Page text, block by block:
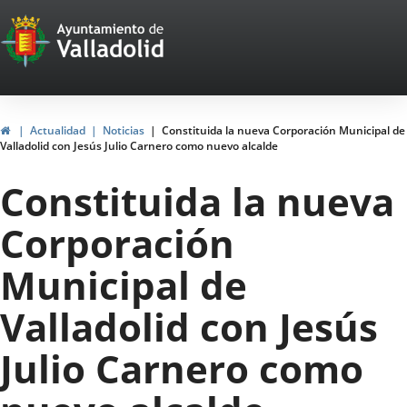
Portal
Web
del
Ayuntamiento
de
Valladolid
InicioActualidad Noticias
Constituida la nueva Corporación Municipal de
Valladolid con Jesús Julio Carnero como nuevo alcalde
Constituida la nueva
Corporación
Municipal de
Valladolid con Jesús
Julio Carnero como